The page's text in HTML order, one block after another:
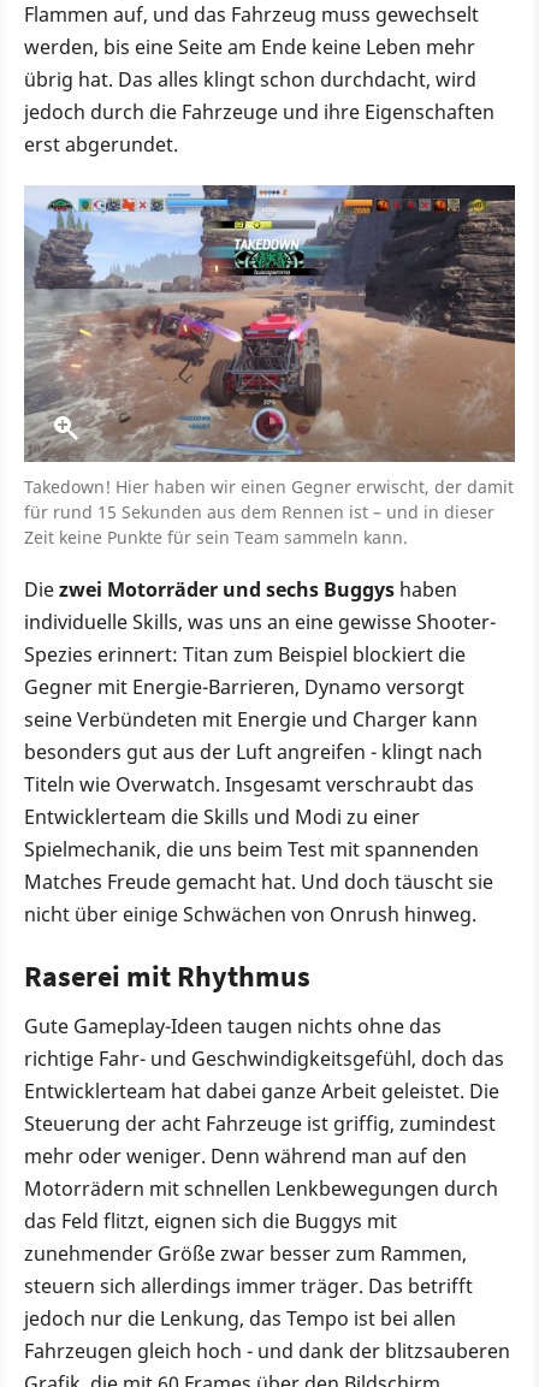
Flammen auf, und das Fahrzeug muss gewechselt
werden, bis eine Seite am Ende keine Leben mehr
übrig hat. Das alles klingt schon durchdacht, wird
jedoch durch die Fahrzeuge und ihre Eigenschaften
erst abgerundet.
Takedown! Hier haben wir einen Gegner erwischt, der damit
für rund 15 Sekunden aus dem Rennen ist – und in dieser
Zeit keine Punkte für sein Team sammeln kann.
Diezwei Motorräder und sechs Buggys haben
individuelle Skills, was uns an eine gewisse Shooter-
Spezies erinnert: Titan zum Beispiel blockiert die
Gegner mit Energie-Barrieren, Dynamo versorgt
seine Verbündeten mit Energie und Charger kann
besonders gut aus der Luft angreifen - klingt nach
Titeln wie Overwatch. Insgesamt verschraubt das
Entwicklerteam die Skills und Modi zu einer
Spielmechanik, die uns beim Test mit spannenden
Matches Freude gemacht hat. Und doch täuscht sie
nicht über einige Schwächen von Onrush hinweg.
Raserei mit Rhythmus
Gute Gameplay-Ideen taugen nichts ohne das
richtige Fahr- und Geschwindigkeitsgefühl, doch das
Entwicklerteam hat dabei ganze Arbeit geleistet. Die
Steuerung der acht Fahrzeuge ist griffig, zumindest
mehr oder weniger. Denn während man auf den
Motorrädern mit schnellen Lenkbewegungen durch
das Feld flitzt, eignen sich die Buggys mit
zunehmender Größe zwar besser zum Rammen,
steuern sich allerdings immer träger. Das betrifft
jedoch nur die Lenkung, das Tempo ist bei allen
Fahrzeugen gleich hoch - und dank der blitzsauberen